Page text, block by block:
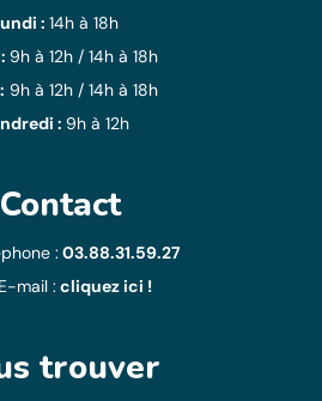
: 14h à 18h
9h à 12h / 14h à 18h
9h à 12h / 14h à 18h
: 9h à 12h
Contact
: 03.88.31.59.27
mail : cliquez ici !
trouver